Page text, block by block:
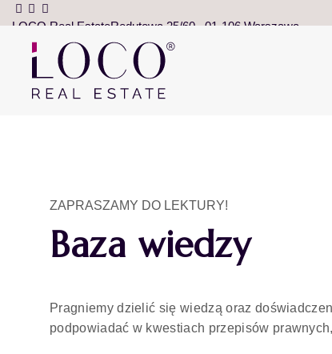
LOCO Real EstateRedutowa 25/60 01-106 Warszawa
ZAPRASZAMY DO LEKTURY!
Baza wiedzy
Pragniemy dzielić się wiedzą oraz
podpowiadać w kwestiach przepisów